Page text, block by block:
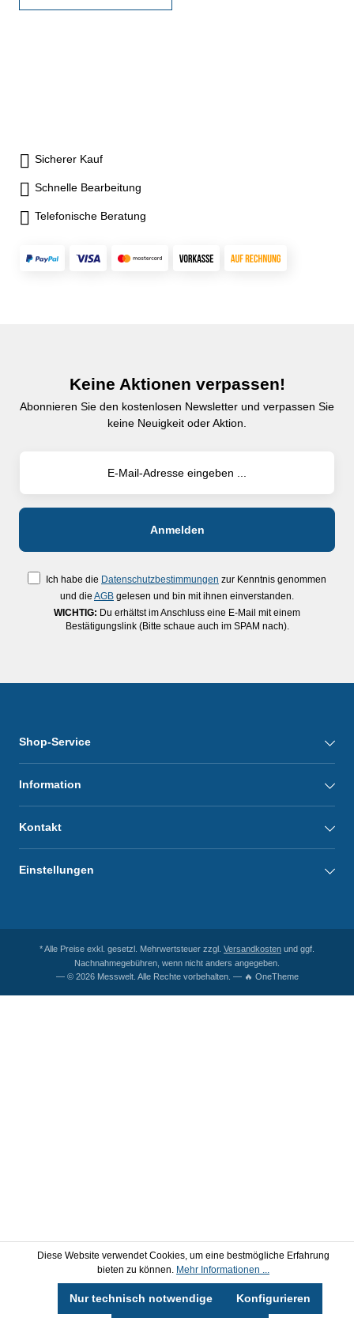
große Kontrastreiche LCD-
Sicherer Kauf
Schnelle Bearbeitung
Telefonische Beratung
Keine Aktionen verpassen!
Abonnieren Sie den kostenlosen Newsletter und verpassen Sie
keine Neuigkeit oder Aktion.
Ich habe die Datenschutzbestimmungen zur Kenntnis genommen
und die AGB gelesen und bin mit ihnen einverstanden.
WICHTIG: Du erhältst im Anschluss eine E-Mail mit einem
Bestätigungslink (Bitte schaue auch im SPAM nach).
Shop-Service
Information
Kontakt
Einstellungen
* Alle Preise exkl. gesetzl. Mehrwertsteuer zzgl. Versandkosten und ggf.
Nachnahmegebühren, wenn nicht anders angegeben.
— © 2026 Messwelt. Alle Rechte vorbehalten. — 🔥 OneTheme
Diese Website verwendet Cookies, um eine bestmögliche Erfahrung
bieten zu können. Mehr Informationen ...
Nur technisch notwendige Konfigurieren